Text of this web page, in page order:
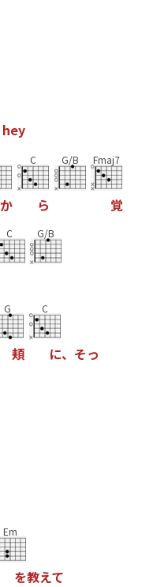
hey
か
C
ら
G/B Fmaj7
覚
C G/B
G
頬
C
に、 そっ
Em
を教えて